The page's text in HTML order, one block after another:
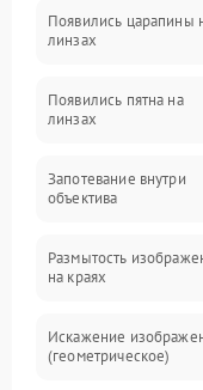
Прочие
Появились царапины
линзах
Появились пятна на
линзах
Запотевание внутри
объектива
Размытость
на краях
Искажение
(геометрическое)